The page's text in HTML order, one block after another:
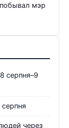
мэр
серпня–9
серпня
через